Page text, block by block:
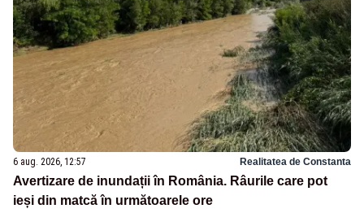
6 aug. 2026, 12:57 Realitatea de Constanta
Avertizare de inundații în România. Râurile care pot
ieși din matcă în următoarele ore